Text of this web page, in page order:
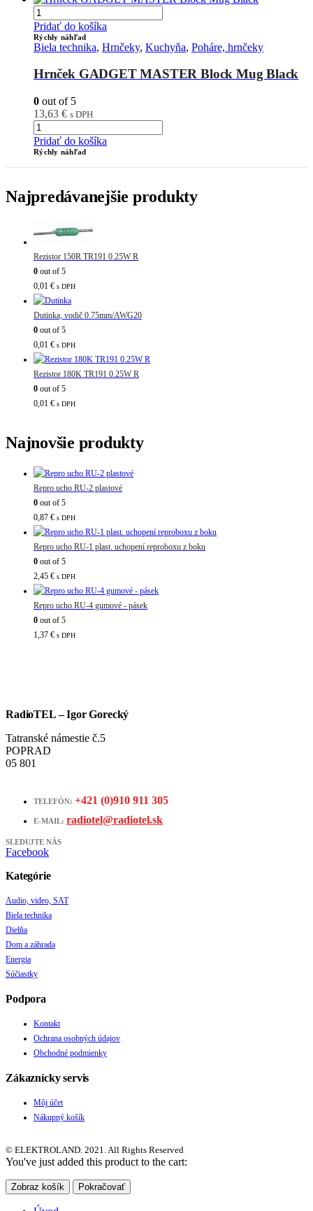
Pridať do košíka
Rýchly náhľad
Biela technika, Hrnčeky, Kuchyňa, Poháre, hrnčeky
Hrnček GADGET MASTER Block Mug Black
0 out of 5
13,63 € s DPH
Pridať do košíka
Rýchly náhľad
Najpredávanejšie produkty
Rezistor 150R TR191 0.25W R
0 out of 5
0,01 € s DPH
Dutinka, vodič 0.75mm/AWG20
0 out of 5
0,01 € s DPH
Rezistor 180K TR191 0.25W R
0 out of 5
0,01 € s DPH
Najnovšie produkty
Repro ucho RU-2 plastové
0 out of 5
0,87 € s DPH
Repro ucho RU-1 plast. uchopení reproboxu z boku
0 out of 5
2,45 € s DPH
Repro ucho RU-4 gumové - pásek
0 out of 5
1,37 € s DPH
RadioTEL – Igor Gorecký
Tatranské námestie č.5
POPRAD
05 801
TELEFÓN: +421 (0)910 911 305
E-MAIL: radiotel@radiotel.sk
SLEDUJTE NÁS
Facebook
Kategórie
Audio, video, SAT
Biela technika
Dielňa
Dom a záhrada
Energia
Súčiastky
Podpora
Kontakt
Ochrana osobných údajov
Obchodné podmienky
Zákaznícky servis
Môj účet
Nákupný košík
© ELEKTROLAND. 2021. All Rights Reserved
You've just added this product to the cart:
Zobraz košík Pokračovať